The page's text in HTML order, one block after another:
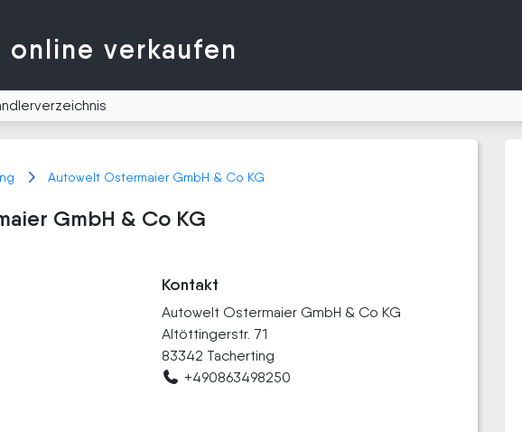
online verkaufen
Autowelt Ostermaier GmbH & Co KG
GmbH & Co KG
Kontakt
Autowelt Ostermaier GmbH & Co KG
Altöttingerstr. 71
83342 Tacherting
+490863498250